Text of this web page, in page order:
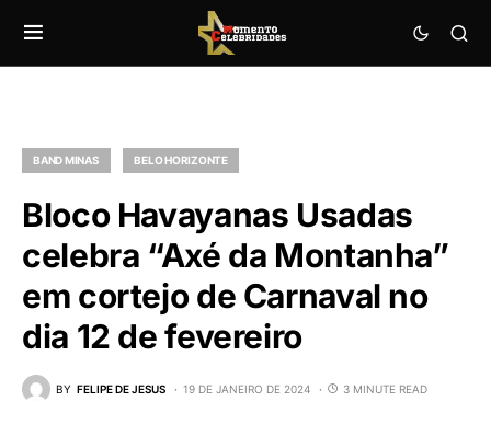
BAND MINAS BELO HORIZONTE
Bloco Havayanas Usadas
celebra “Axé da Montanha”
em cortejo de Carnaval no
dia 12 de fevereiro
BY FELIPE DE JESUS 19 DE JANEIRO DE 2024 3 MINUTE READ